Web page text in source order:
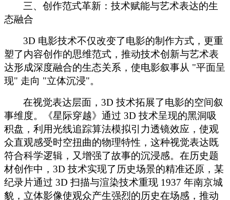
三、创作范式革新：技术赋能与艺术表达的生
态融合
3D 电影技术不仅改变了电影的制作方式，更重
塑了内容创作的思维范式，推动技术创新与艺术表
达形成深度融合的生态关系，使电影叙事从 "平面呈
现" 走向 "立体沉浸"。
在视觉表达层面， 3D 技术拓展了电影的空间叙
事维度。《星际穿越》通过 3D 技术呈现的黑洞吸
积盘，利用光线追踪算法模拟引力透镜效应，使观
众直观感受时空扭曲的物理特性，这种视觉表达既
符合科学逻辑，又增强了故事的沉浸感。在历史题
材创作中，3D 技术实现了历史场景的精准还原，某
纪录片通过 3D 扫描与渲染技术重现 1937 年南京城
貌，立体影像使观众产生强烈的历史在场感，推动